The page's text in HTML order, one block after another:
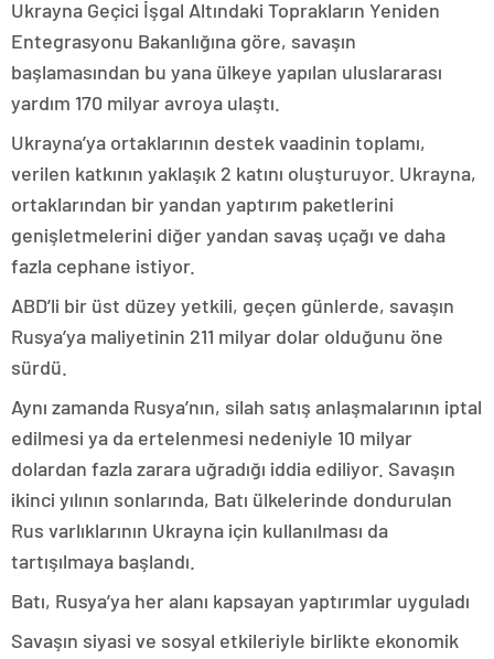
Ukrayna Geçici İşgal Altındaki Toprakların Yeniden
Entegrasyonu Bakanlığına göre, savaşın
başlamasından bu yana ülkeye yapılan uluslararası
yardım 170 milyar avroya ulaştı.
Ukrayna’ya ortaklarının destek vaadinin toplamı,
verilen katkının yaklaşık 2 katını oluşturuyor. Ukrayna,
ortaklarından bir yandan yaptırım paketlerini
genişletmelerini diğer yandan savaş uçağı ve daha
fazla cephane istiyor.
ABD’li bir üst düzey yetkili, geçen günlerde, savaşın
Rusya’ya maliyetinin 211 milyar dolar olduğunu öne
sürdü.
Aynı zamanda Rusya’nın, silah satış anlaşmalarının iptal
edilmesi ya da ertelenmesi nedeniyle 10 milyar
dolardan fazla zarara uğradığı iddia ediliyor. Savaşın
ikinci yılının sonlarında, Batı ülkelerinde dondurulan
Rus varlıklarının Ukrayna için kullanılması da
tartışılmaya başlandı.
Batı, Rusya’ya her alanı kapsayan yaptırımlar uyguladı
Savaşın siyasi ve sosyal etkileriyle birlikte ekonomik